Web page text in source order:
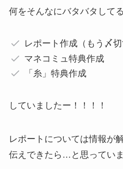
何をそんなにバタバタして
レポート作成（もう〆切
マネコミュ特典作成
「糸」特典作成
していましたー！！！！
レポートについては情報が
伝えできたら…と思ってい